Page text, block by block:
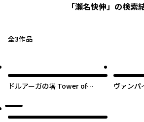
「瀬名快伸」の検索
全3作品
ドルアーガの塔 Tower of
ヴァンパ